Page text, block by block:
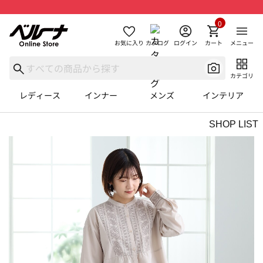
お気に入り カタログ ログイン カート
0
メニュー
カテゴリ
レディース インナー メンズ インテリア
SHOP LIST